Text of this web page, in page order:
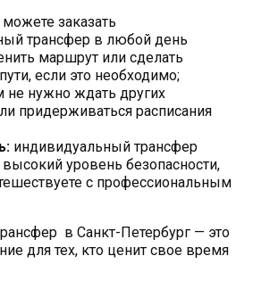
заказать
трансфер в любой день
маршрут или сделать
если это необходимо;
не нужно ждать других
придерживаться расписания
индивидуальный трансфер
уровень безопасности,
с профессиональным
в Санкт-Петербург — это
для тех, кто ценит свое время